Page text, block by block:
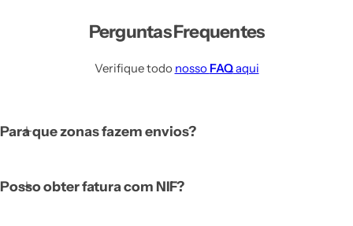
Perguntas Frequentes
Verifique todo nosso FAQaqui
Para que zonas fazem envios?
Posso obter fatura com NIF?